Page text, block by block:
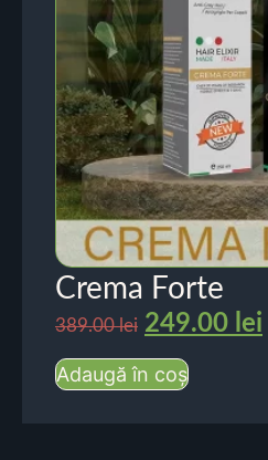
Crema Forte
389.00lei 249.00 lei
Adaugă în coș